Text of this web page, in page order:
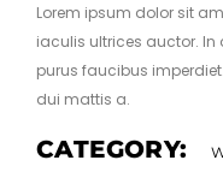
Lorem ipsum dolor sit
iaculis ultrices auctor. In
purus faucibus
dui mattis a.
CATEGORY: